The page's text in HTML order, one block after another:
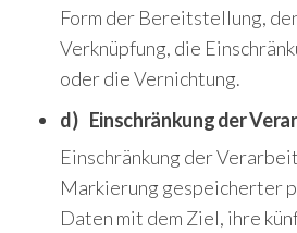
Form der Bereitstellung,
Verknüpfung, die
oder die Vernichtung.
d) Einschränkung der
Einschränkung der
Markierung gespeicherter
Daten mit dem Ziel, ihre